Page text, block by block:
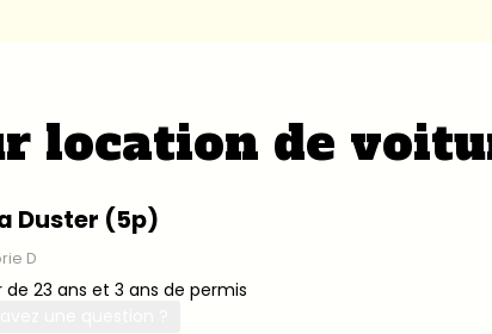
location de
Duster (5p)
D
de 23 ans et 3 ans de permis